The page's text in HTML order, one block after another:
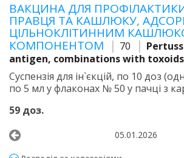
ВАКЦИНА ДЛЯ
ПРАВЦЯ ТА КАШЛЮКУ,
ЦІЛЬНОКЛІТИННИМ
КОМПОНЕНТОМ
70
antigen, combinations with toxoids
Суспензія для ін`єкцій, по 10 доз
по 5 мл у флаконах № 50 у пачці з
59 доз.
05.01.2026